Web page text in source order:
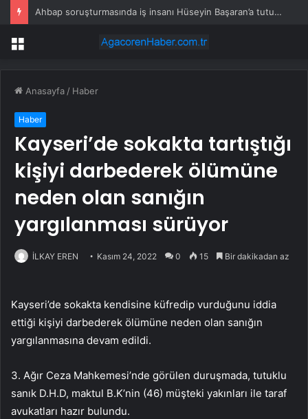
Ahbap soruşturmasında iş insanı Hüseyin Başaran’a tutuklama talebi
Menü
Anasayfa / Haber
Haber
Kayseri’de sokakta tartıştığı
kişiyi darbederek ölümüne
neden olan sanığın
yargılanması sürüyor
İLKAY EREN Kasım 24, 2022 0 15 Bir dakikadan az
Kayseri’de sokakta kendisine küfredip vurduğunu iddia
ettiği kişiyi darbederek ölümüne neden olan sanığın
yargılanmasına devam edildi.
3. Ağır Ceza Mahkemesi’nde görülen duruşmada, tutuklu
sanık D.H.D, maktul B.K’nin (46) müşteki yakınları ile taraf
avukatları hazır bulundu.